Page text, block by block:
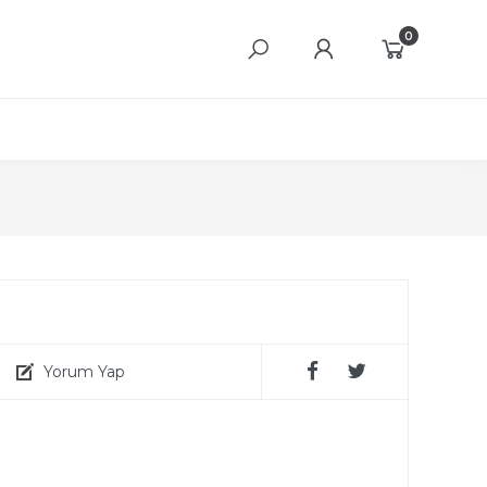
0
Yorum Yap